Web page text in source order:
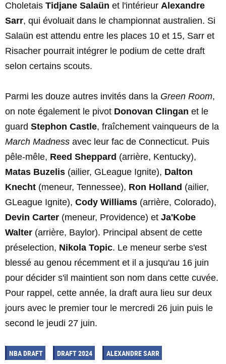
Choletais Tidjane Salaün et l'intérieur Alexandre
Sarr, qui évoluait dans le championnat australien. Si
Salaün est attendu entre les places 10 et 15, Sarr et
Risacher pourrait intégrer le podium de cette draft
selon certains scouts.
Parmi les douze autres invités dans la Green Room,
on note également le pivot Donovan Clingan et le
guard Stephon Castle, fraîchement vainqueurs de la
March Madness avec leur fac de Connecticut. Puis
pêle-mêle, Reed Sheppard (arrière, Kentucky),
Matas Buzelis (ailier, GLeague Ignite), Dalton
Knecht (meneur, Tennessee), Ron Holland (ailier,
GLeague Ignite), Cody Williams (arrière, Colorado),
Devin Carter (meneur, Providence) et Ja'Kobe
Walter (arrière, Baylor). Principal absent de cette
préselection, Nikola Topic. Le meneur serbe s'est
blessé au genou récemment et il a jusqu'au 16 juin
pour décider s'il maintient son nom dans cette cuvée.
Pour rappel, cette année, la draft aura lieu sur deux
jours avec le premier tour le mercredi 26 juin puis le
second le jeudi 27 juin.
NBA DRAFT DRAFT 2024 ALEXANDRE SARR